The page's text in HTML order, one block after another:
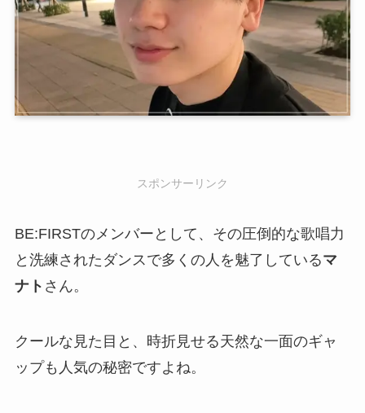
スポンサーリンク
BE:FIRSTのメンバーとして、その圧倒的な歌唱力
と洗練されたダンスで多くの人を魅了しているマ
ナト さん。
クールな見た目と、時折見せる天然な一面のギャ
ップも人気の秘密ですよね。